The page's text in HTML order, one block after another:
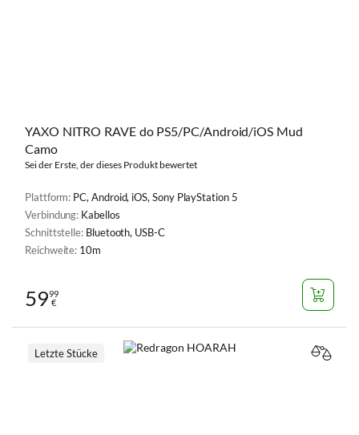
YAXO NITRO RAVE do PS5/PC/Android/iOS Mud
Camo
Sei der Erste, der dieses Produkt bewertet
Plattform: PC, Android, iOS, Sony PlayStation 5
Verbindung: Kabellos
Schnittstelle: Bluetooth, USB-C
Reichweite: 10m
5999
€
Letzte Stücke